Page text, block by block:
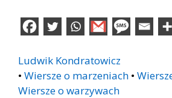
Ludwik Kondratowicz
• Wiersze o marzeniach •
Wiersze o warzywach